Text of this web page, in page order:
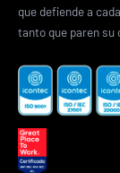
que defiende a
tanto que paren su